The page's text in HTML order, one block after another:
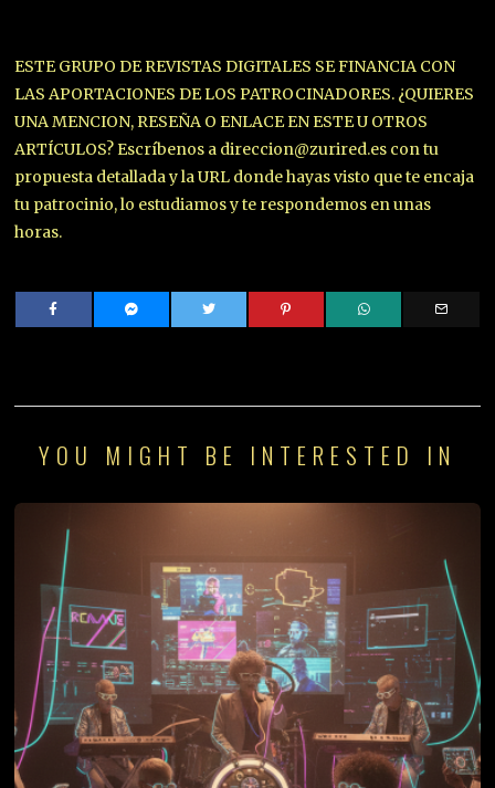
ESTE GRUPO DE REVISTAS DIGITALES SE FINANCIA CON
LAS APORTACIONES DE LOS PATROCINADORES. ¿QUIERES
UNA MENCION, RESEÑA O ENLACE EN ESTE U OTROS
ARTÍCULOS? Escríbenos a direccion@zurired.es con tu
propuesta detallada y la URL donde hayas visto que te encaja
tu patrocinio, lo estudiamos y te respondemos en unas
horas.
YOU MIGHT BE INTERESTED IN